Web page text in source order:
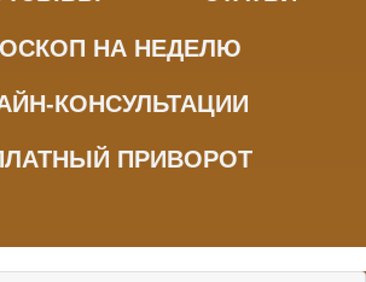
НА НЕДЕЛЮ
КОНСУЛЬТАЦИИ
ПРИВОРОТ